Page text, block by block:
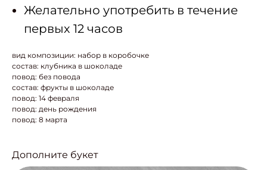
Желательно употребить в течение
первых 12 часов
вид композиции: набор в коробочке
состав: клубника в шоколаде
повод: без повода
состав: фрукты в шоколаде
повод: 14 февраля
повод: день рождения
повод: 8 марта
Дополните букет